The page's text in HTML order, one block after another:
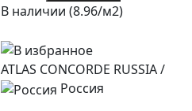
В наличии (8.96/м2)
ATLAS CONCORDE RUSSIA/
Россия